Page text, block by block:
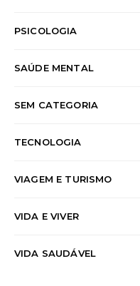
PSICOLOGIA
SAÚDE MENTAL
SEM CATEGORIA
TECNOLOGIA
VIAGEM E TURISMO
VIDA E VIVER
VIDA SAUDÁVEL